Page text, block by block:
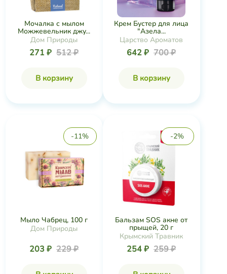
Мочалка с мылом
Можжевельник джу...
Дом Природы
271 ₽ 512 ₽
В корзину
Крем Бустер для лица
"Азела...
Царство Ароматов
642 ₽ 700 ₽
В корзину
-11%
Мыло Чабрец, 100 г
Дом Природы
203 ₽ 229 ₽
-2%
Бальзам SOS акне от
прыщей, 20 г
Крымский Травник
254 ₽ 259 ₽